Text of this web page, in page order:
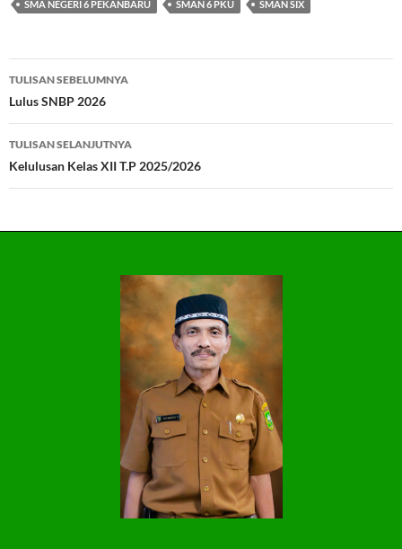
SMA NEGERI 6 PEKANBARU SMAN 6 PKU SMAN SIX
Navigasi
Tulisan
TULISAN SEBELUMNYA
Lulus SNBP 2026
TULISAN SELANJUTNYA
Kelulusan Kelas XII T.P 2025/2026